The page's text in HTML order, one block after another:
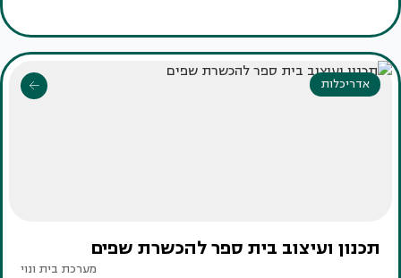
אדריכלות
תכנון ועיצוב בית ספר להכשרת שפים
מערכת בית ונוי